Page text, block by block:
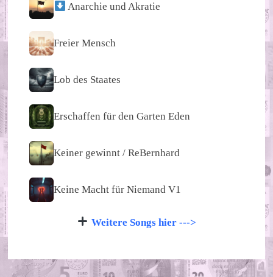
Anarchie und Akratie
Freier Mensch
Lob des Staates
Erschaffen für den Garten Eden
Keiner gewinnt / ReBernhard
Keine Macht für Niemand V1
Weitere Songs hier --->